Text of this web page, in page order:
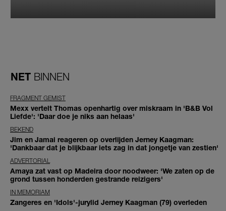
NET BINNEN
FRAGMENT GEMIST
Mexx vertelt Thomas openhartig over miskraam in 'B&B Vol
Liefde': 'Daar doe je niks aan helaas'
BEKEND
Jim en Jamai reageren op overlijden Jerney Kaagman:
'Dankbaar dat je blijkbaar iets zag in dat jongetje van zestien'
ADVERTORIAL
Amaya zat vast op Madeira door noodweer: 'We zaten op de
grond tussen honderden gestrande reizigers'
IN MEMORIAM
Zangeres en 'Idols'-jurylid Jerney Kaagman (79) overleden